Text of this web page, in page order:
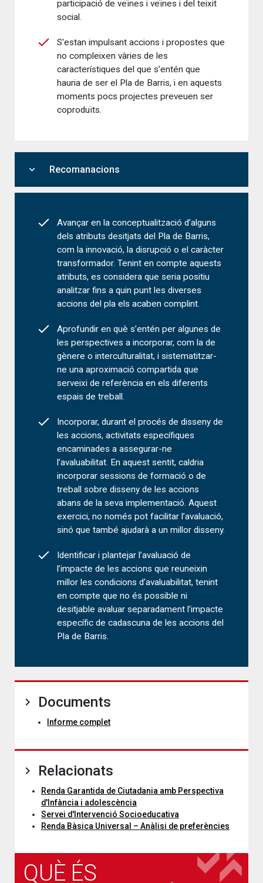
participació de veïnes i veïnes i del teixit
social.
S'estan impulsant accions i propostes que
no compleixen vàries de les
característiques del que s’entén que
hauria de ser el Pla de Barris, i en aquests
moments pocs projectes preveuen ser
coproduïts.
expand_more Recomanacions
Avançar en la conceptualització d’alguns
dels atributs desitjats del Pla de Barris,
com la innovació, la disrupció o el caràcter
transformador. Tenint en compte aquests
atributs, es considera que seria positiu
analitzar fins a quin punt les diverses
accions del pla els acaben complint.
Aprofundir en què s’entén per algunes de
les perspectives a incorporar, com la de
gènere o interculturalitat, i sistematitzar-
ne una aproximació compartida que
serveixi de referència en els diferents
espais de treball.
Incorporar, durant el procés de disseny de
les accions, activitats específiques
encaminades a assegurar-ne
l’avaluabilitat. En aquest sentit, caldria
incorporar sessions de formació o de
treball sobre disseny de les accions
abans de la seva implementació. Aquest
exercici, no només pot facilitar l’avaluació,
sinó que també ajudarà a un millor disseny.
Identificar i plantejar l’avaluació de
l’impacte de les accions que reuneixin
millor les condicions d’avaluabilitat, tenint
en compte que no és possible ni
desitjable avaluar separadament l’impacte
específic de cadascuna de les accions del
Pla de Barris.
Documents
Informe complet
Relacionats
Renda Garantida de Ciutadania amb Perspectiva
d'Infància i adolescència
Servei d'Intervenció Socioeducativa
Renda Bàsica Universal – Anàlisi de preferències
QUÈ ÉS